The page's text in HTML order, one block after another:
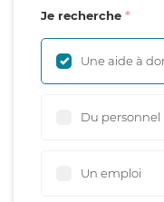
Je recherche
Une aide à
Du
Un emploi